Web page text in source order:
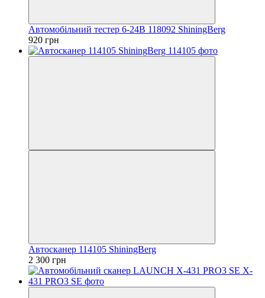
Автомобільний тестер 6-24В 118092 ShiningBerg
920 грн
Автосканер 114105 ShiningBerg
2 300 грн